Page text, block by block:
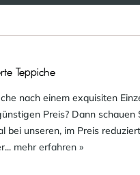
Teppiche
nach einem exquisiten
Preis? Dann schauen
bei unseren, im Preis
mehr erfahren »